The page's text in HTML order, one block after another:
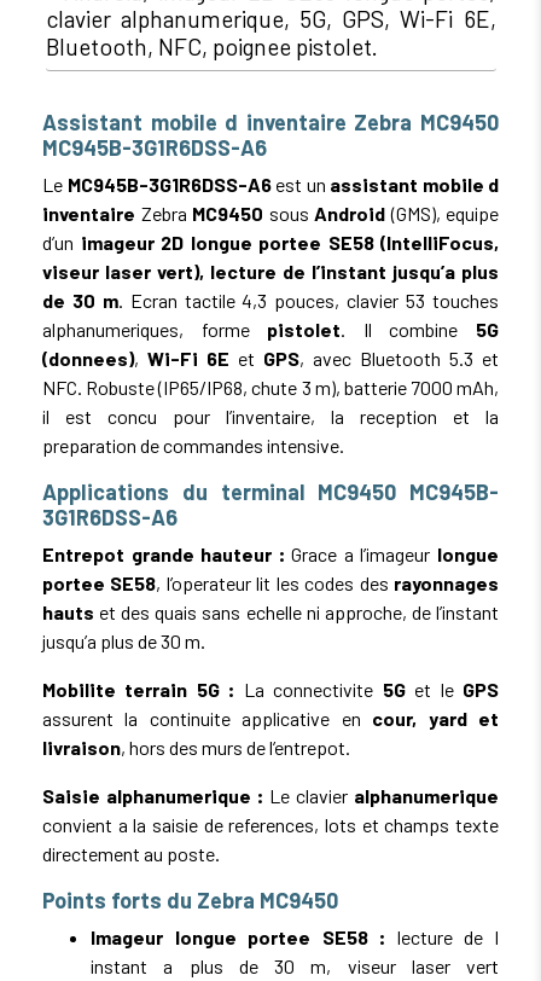
clavier alphanumerique, 5G, GPS, Wi-Fi 6E,
Bluetooth, NFC, poignee pistolet.
Assistant mobile d inventaire Zebra MC9450
MC945B-3G1R6DSS-A6
Le MC945B-3G1R6DSS-A6est un assistant mobile d
inventaire Zebra MC9450 sous Android (GMS), equipe
d’un imageur 2D longue portee SE58 (IntelliFocus,
viseur laser vert), lecture de l’instant jusqu’a plus
de 30 m. Ecran tactile 4,3 pouces, clavier 53 touches
alphanumeriques, forme pistolet . Il combine 5G
(donnees), Wi-Fi 6E et GPS, avec Bluetooth 5.3 et
NFC. Robuste (IP65/IP68, chute 3 m), batterie 7000 mAh,
il est concu pour l’inventaire, la reception et la
preparation de commandes intensive.
Applications du terminal MC9450 MC945B-
3G1R6DSS-A6
Entrepot grande hauteur : Grace a l’imageur longue
portee SE58, l’operateur lit les codes des rayonnages
hauts et des quais sans echelle ni approche, de l’instant
jusqu’a plus de 30 m.
Mobilite terrain 5G : La connectivite 5Get le GPS
assurent la continuite applicative en cour, yard et
livraison, hors des murs de l’entrepot.
Saisie alphanumerique : Le clavier alphanumerique
convient a la saisie de references, lots et champs texte
directement au poste.
Points forts du Zebra MC9450
Imageur longue portee SE58 : lecture de l
instant a plus de 30 m, viseur laser vert